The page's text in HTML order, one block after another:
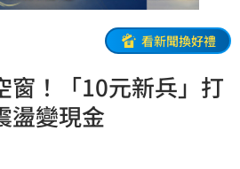
看新聞換好禮
窗！「10元新兵」打
變現金